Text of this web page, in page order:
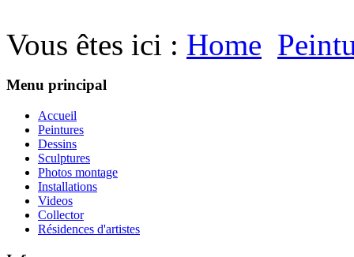
Vous êtes ici : Home
Menu principal
Accueil
Peintures
Dessins
Sculptures
Photos montage
Installations
Videos
Collector
Résidences d'artistes